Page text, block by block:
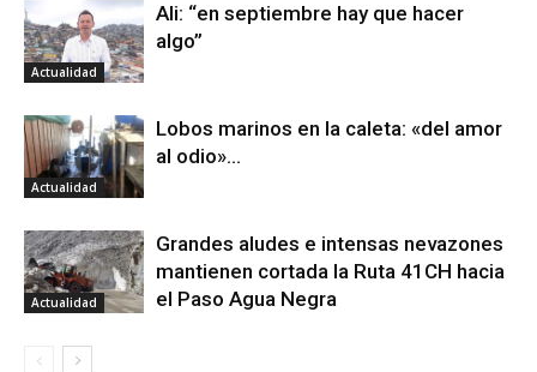
Actualidad
Ali: “en septiembre hay que hacer
algo”
Actualidad
Lobos marinos en la caleta: «del amor
al odio»…
Actualidad
Grandes aludes e intensas nevazones
mantienen cortada la Ruta 41CH hacia
el Paso Agua Negra